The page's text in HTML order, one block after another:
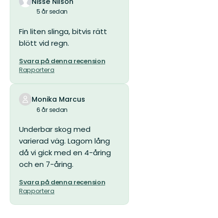
5 år sedan
Fin liten slinga, bitvis rätt
blött vid regn.
Svara på denna recension
Rapportera
Monika Marcus
6 år sedan
Underbar skog med
varierad väg. Lagom lång
då vi gick med en 4-åring
och en 7-åring.
Svara på denna recension
Rapportera